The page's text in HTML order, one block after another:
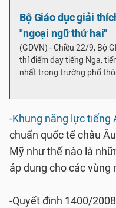
Bộ Giáo dục giải
"ngoại ngữ thứ hai"
(GDVN) - Chiều 22/9, Bộ
thí điểm dạy tiếng Nga,
nhất trong trường phổ
-Khung năng lực tiếng
chuẩn quốc tế châu
Mỹ như thế nào là
áp dụng cho các vùng
-Quyết định 1400/